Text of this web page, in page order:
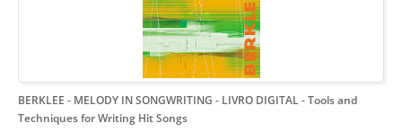
BERKLEE - MELODY IN SONGWRITING - LIVRO DIGITAL- Tools and
Techniques for Writing Hit Songs